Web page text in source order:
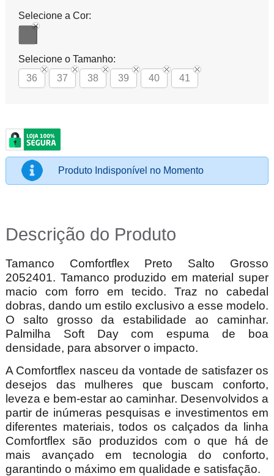
Selecione a Cor:
Selecione o Tamanho:
36
37 38 39 40 41
Produto Indisponível no Momento
Descrição do Produto
Tamanco Comfortflex Preto Salto Grosso
2052401. Tamanco produzido em material super
macio com forro em tecido. Traz no cabedal
dobras, dando um estilo exclusivo a esse modelo.
O salto grosso da estabilidade ao caminhar.
Palmilha Soft Day com espuma de boa
densidade, para absorver o impacto.
A Comfortflex nasceu da vontade de satisfazer os
desejos das mulheres que buscam conforto,
leveza e bem-estar ao caminhar. Desenvolvidos a
partir de inúmeras pesquisas e investimentos em
diferentes materiais, todos os calçados da linha
Comfortflex são produzidos com o que há de
mais avançado em tecnologia do conforto,
garantindo o máximo em qualidade e satisfação.